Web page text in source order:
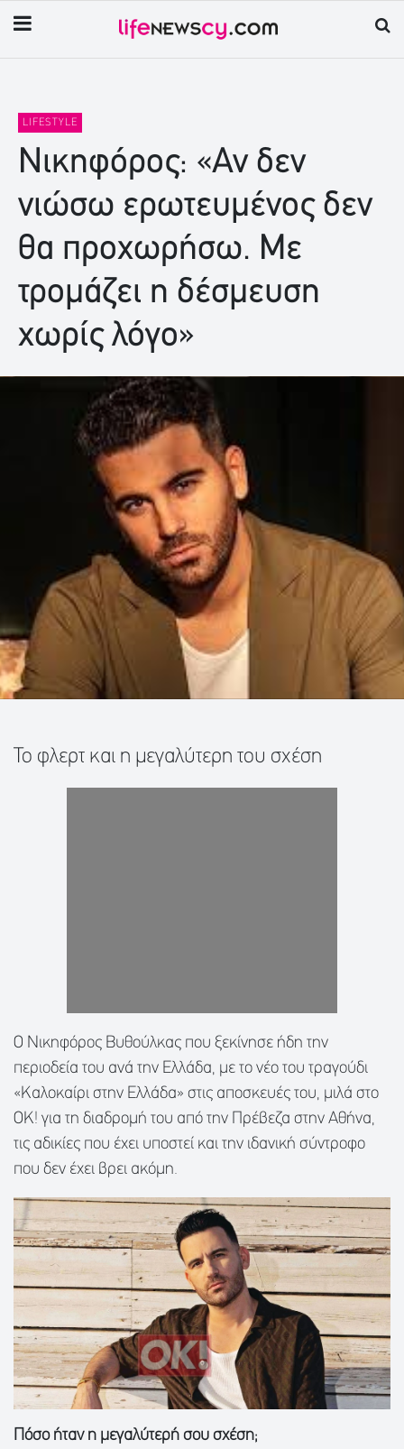
LIFESTYLE
Νικηφόρος: «Αν δεν
νιώσω ερωτευμένος δεν
θα προχωρήσω. Με
τρομάζει η δέσμευση
χωρίς λόγο»
Το φλερτ και η μεγαλύτερη του σχέση
Ο Νικηφόρος Βυθούλκας που ξεκίνησε ήδη την
περιοδεία του ανά την Ελλάδα, με το νέο του τραγούδι
«Καλοκαίρι στην Ελλάδα» στις αποσκευές του, μιλά στο
ΟΚ! για τη διαδρομή του από την Πρέβεζα στην Αθήνα,
τις αδικίες που έχει υποστεί και την ιδανική σύντροφο
που δεν έχει βρει ακόμη.
Πόσο ήταν η μεγαλύτερή σου σχέση;